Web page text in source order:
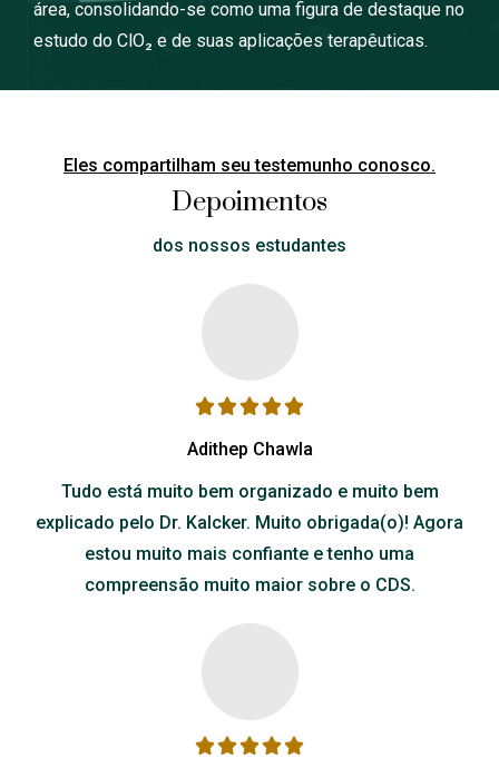
área, consolidando-se como uma figura de destaque no
estudo do ClO₂ e de suas aplicações terapêuticas.
Eles compartilham seu testemunho conosco.
Depoimentos
dos nossos estudantes
Adithep Chawla
Tudo está muito bem organizado e muito bem
explicado pelo Dr. Kalcker. Muito obrigada(o)! Agora
estou muito mais confiante e tenho uma
compreensão muito maior sobre o CDS.